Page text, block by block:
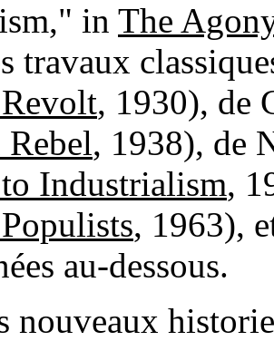
in The
travaux
, 1930), de
, 1938), de
to Industrialism,
, 1963),
au-dessous.
nouveaux